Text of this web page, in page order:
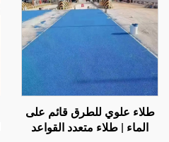
طلاء علوي للطرق قائم على
الماء | طلاء متعدد القواعد